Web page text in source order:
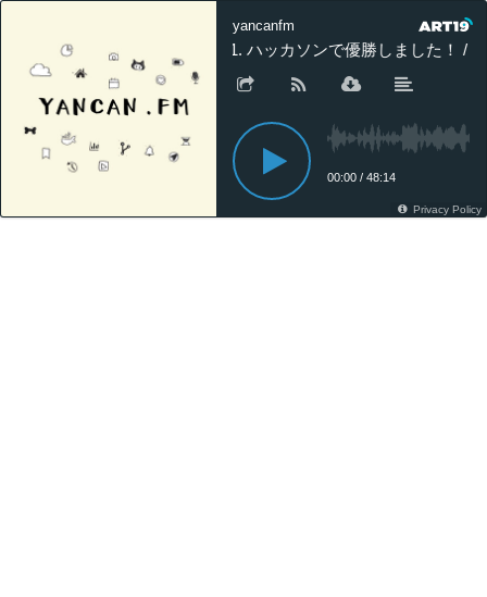
yancanfm
61. ハッカソンで優勝しました！ /
00:00 / 48:14
Privacy Policy